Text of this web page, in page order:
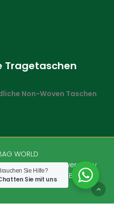
Tragetaschen
Non-Woven Taschen
WORLD
TASCHEN-Powered by
Freelancer aus Berlin
Sie Hilfe?
Sie mit uns